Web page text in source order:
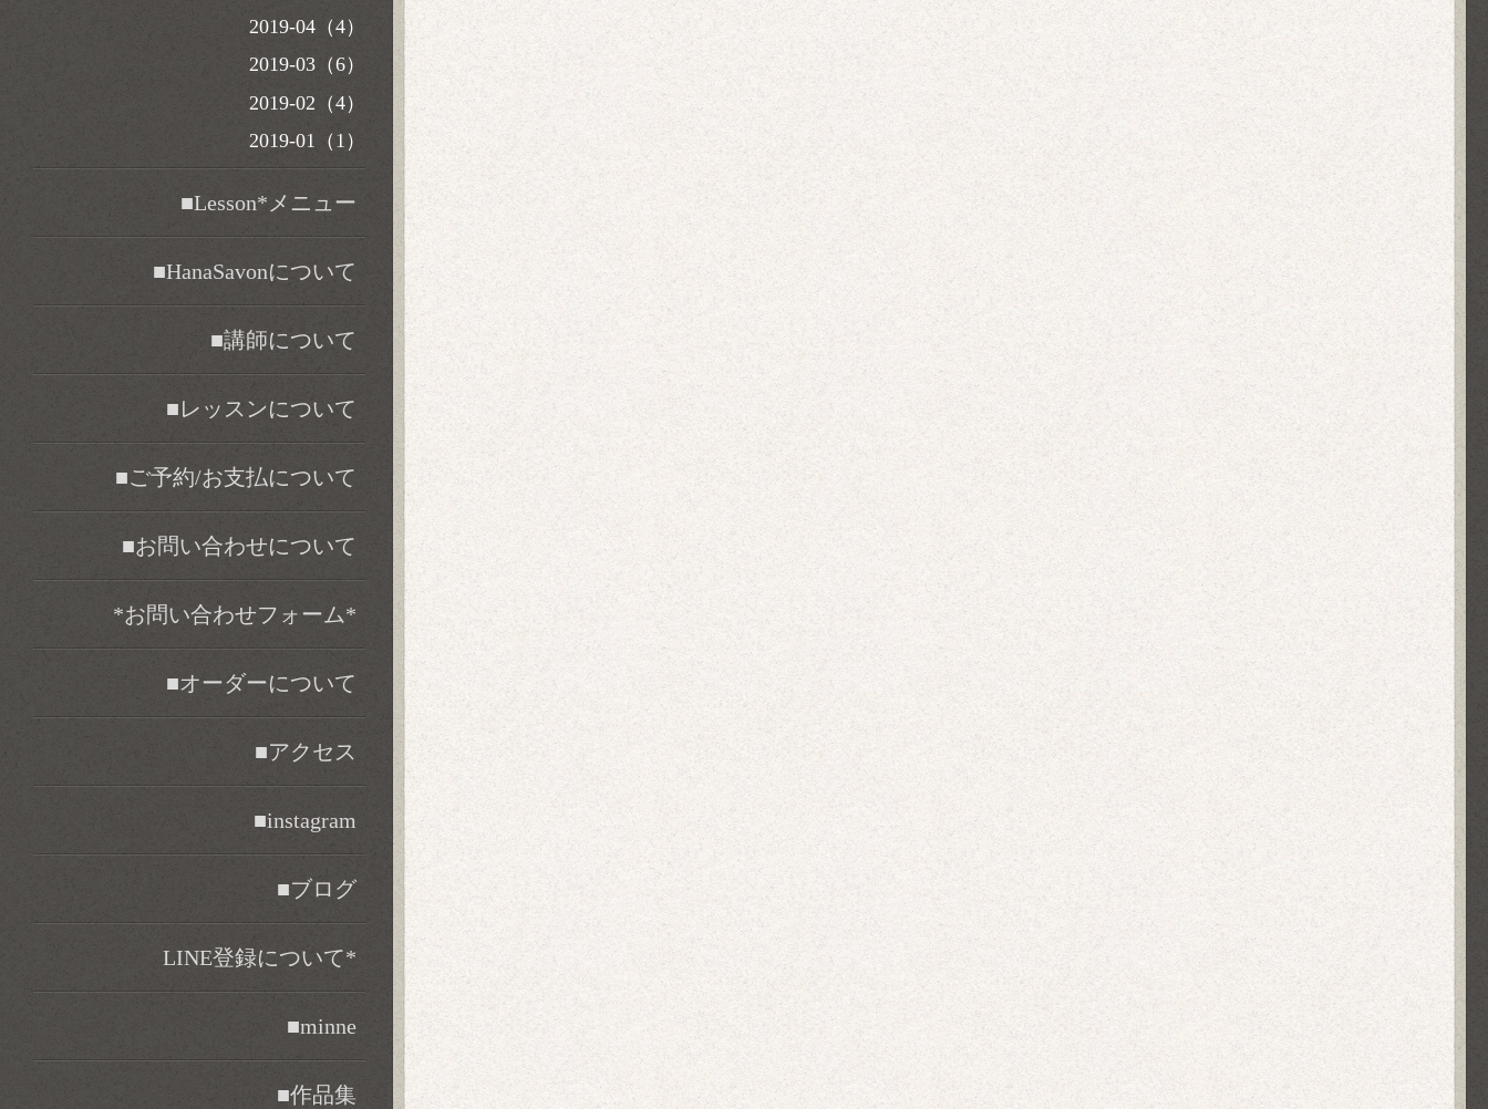
2019-04（4）
2019-03（6）
2019-02（4）
2019-01（1）
■Lesson*メニュー
■HanaSavonについて
■講師について
■レッスンについて
■ご予約/お支払について
■お問い合わせについて
*お問い合わせフォーム*
■オーダーについて
■アクセス
■instagram
■ブログ
LINE登録について*
■minne
■作品集